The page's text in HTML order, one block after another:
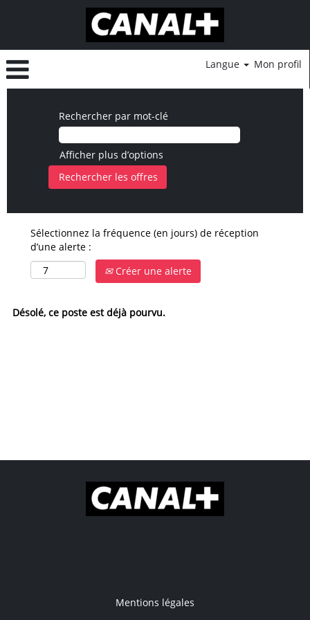
Langue Mon profil
Rechercher par mot-clé
Afficher plus d’options
Sélectionnez la fréquence (en jours) de réception
d’une alerte :
Créer une alerte
Désolé, ce poste est déjà pourvu.
Mentions légales